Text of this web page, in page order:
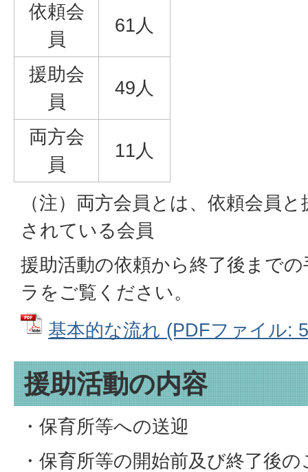
依頼会
員
61人
援助会
員
49人
両方会
員
11人
（注）両方会員とは、依頼会員
されている会員
援助活動の依頼から終了後まで
ラをご覧ください。
基本的な流れ (PDFファイル:
援助活動の内容
・保育所等への送迎
・保育所等の開始前及び終了後